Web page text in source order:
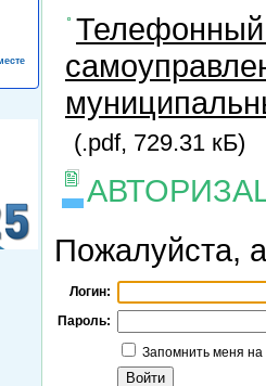
Телефонный
(.pdf, 729.31 кБ)
Пожалуйста,
Логин:
Пароль:
Запомнить меня